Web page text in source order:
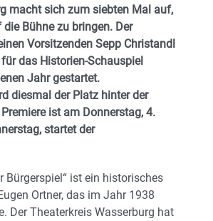
macht sich zum siebten Mal auf,
Bühne zu bringen. Der
Vorsitzenden Sepp Christandl
das Historien-Schauspiel
Jahr gestartet.
diesmal der Platz hinter der
ist am Donnerstag, 4.
startet der
Bürgerspiel“ ist ein historisches
Ortner, das im Jahr 1938
Der Theaterkreis Wasserburg hat